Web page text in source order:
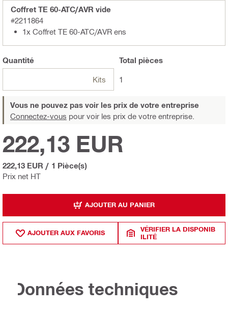
Coffret TE 60-ATC/AVR vide
#2211864
1x Coffret TE 60-ATC/AVR ens
Quantité
Kits
Total pièces
1
Vous ne pouvez pas voir les prix de votre entreprise
Connectez-vous pour voir les prix de votre entreprise.
Prix net HT
222,13 EUR
222,13 EUR / 1 Pièce(s)
AJOUTER AU PANIER
AJOUTER AUX FAVORIS
VÉRIFIER LA DISPONIB
ILITÉ
Données techniques